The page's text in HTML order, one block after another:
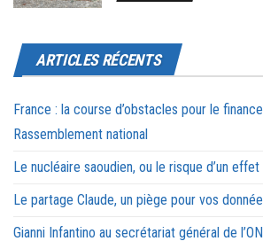
ARTICLES RÉCENTS
France : la course d’obstacles pour le
Rassemblement national
Le nucléaire saoudien, ou le risque d’un
Le partage Claude, un piège pour vos
Gianni Infantino au secrétariat général de